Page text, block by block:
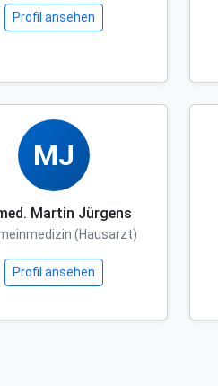
Profil ansehen
MJ
Martin Jürgens
(Hausarzt)
Profil ansehen